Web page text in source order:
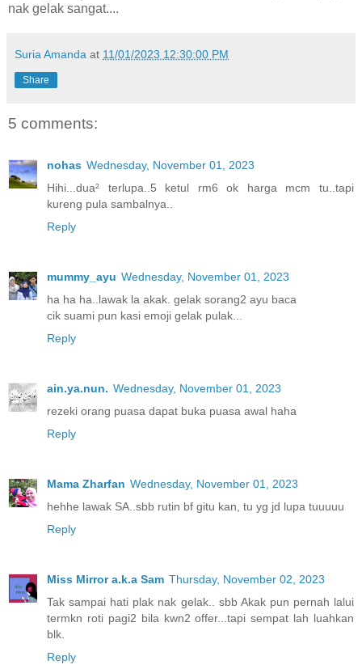
nak gelak sangat....
Suria Amanda at 11/01/2023 12:30:00 PM
Share
5 comments:
nohas Wednesday, November 01, 2023
Hihi...dua² terlupa..5 ketul rm6 ok harga mcm tu..tapi
kureng pula sambalnya..
Reply
mummy_ayu Wednesday, November 01, 2023
ha ha ha..lawak la akak. gelak sorang2 ayu baca
cik suami pun kasi emoji gelak pulak...
Reply
ain.ya.nun. Wednesday, November 01, 2023
rezeki orang puasa dapat buka puasa awal haha
Reply
Mama Zharfan Wednesday, November 01, 2023
hehhe lawak SA..sbb rutin bf gitu kan, tu yg jd lupa tuuuuu
Reply
Miss Mirror a.k.a Sam Thursday, November 02, 2023
Tak sampai hati plak nak gelak.. sbb Akak pun pernah lalui
termkn roti pagi2 bila kwn2 offer...tapi sempat lah luahkan
blk.
Reply